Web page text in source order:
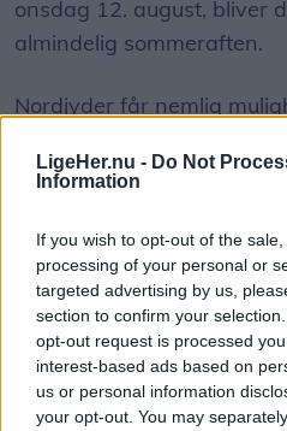
LigeHer.nu - Do Not
Information
If you wish to opt-out of the
processing of your personal or
targeted advertising by us,
section to confirm your
opt-out request is processed
interest-based ads based on
us or personal information
your opt-out. You may
Mariagerfjord Kommune.
øjne kan se problemerne.
der ikke sker noget.
og det understreges vel
tilføjer Peter Møller.
Formand: Fejl i
Vi har forelagt kritikken
Mariagerfjord Kommune,
sig.
onsdag 12. august, bliver
almindelig sommeraften.
Nordjyder får nemlig
kraftigste delvise
Danmark frem til 2048.
Over hele landet vil
Solen, og afhængigt af
befinder sig, vil op mod
være dækket.
Det oplyser sol26 i en
Vis